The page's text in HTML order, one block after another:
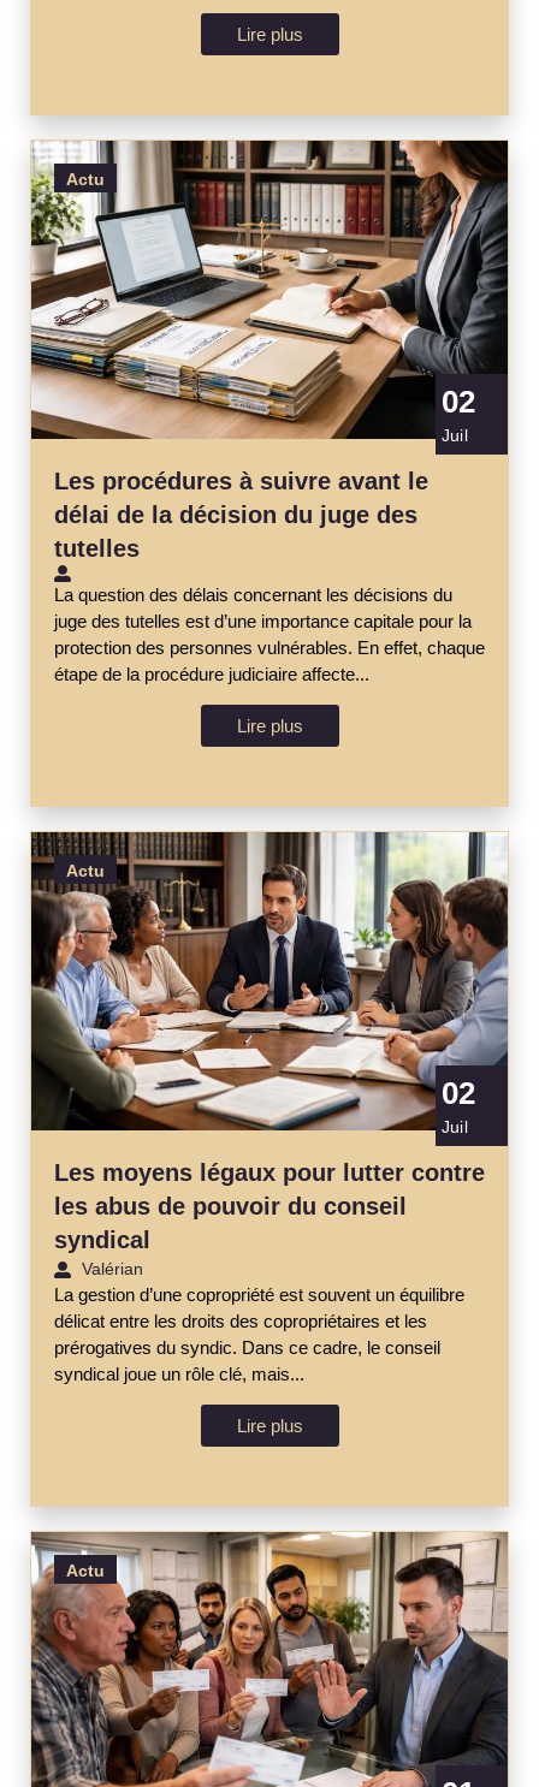
Lire plus
Actu
02
Juil
Les procédures à suivre avant le
délai de la décision du juge des
tutelles
La question des délais concernant les décisions du
juge des tutelles est d’une importance capitale pour la
protection des personnes vulnérables. En effet, chaque
étape de la procédure judiciaire affecte...
Lire plus
Actu
02
Juil
Les moyens légaux pour lutter contre
les abus de pouvoir du conseil
syndical
Valérian
La gestion d’une copropriété est souvent un équilibre
délicat entre les droits des copropriétaires et les
prérogatives du syndic. Dans ce cadre, le conseil
syndical joue un rôle clé, mais...
Lire plus
Actu